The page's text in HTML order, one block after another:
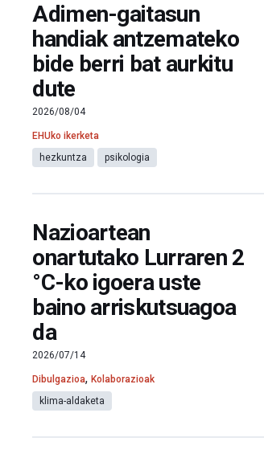
Adimen-gaitasun
handiak antzemateko
bide berri bat aurkitu
dute
2026/08/04
EHUko ikerketa
hezkuntza
psikologia
Nazioartean
onartutako Lurraren 2
°C-ko igoera uste
baino arriskutsuagoa
da
2026/07/14
Dibulgazioa,Kolaborazioak
klima-aldaketa